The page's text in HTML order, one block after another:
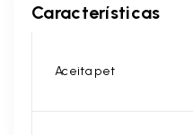
Características
Aceita pet